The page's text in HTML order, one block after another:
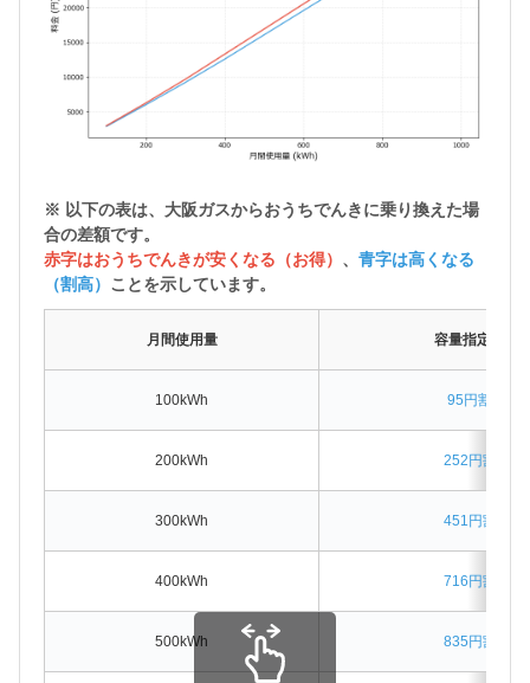
※ 以下の表は、大阪ガスからおうちでんきに乗り換えた場
合の差額です。
赤字はおうちでんきが安くなる（お得） 、 青字は高くなる
（割高） ことを示しています。
月間使用量 容量指定なし
100kWh 95円割高
200kWh 252円割高
300kWh 451円割高
400kWh 716円割高
500kWh 835円割高